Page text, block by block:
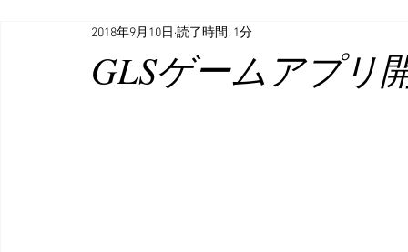
ピコラボ08號講座 Photoshop
GLSゲームアプリ
2018年9月10日 読了時間: 1分